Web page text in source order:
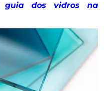
guia dos vidros na